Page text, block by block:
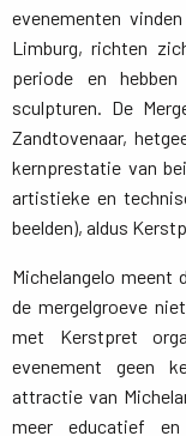
evenementen
Limburg, richten
periode en
sculpturen. De
Zandtovenaar,
kernprestatie van
artistieke en
beelden), aldus
Michelangelo meent
de mergelgroeve
met Kerstpret
evenement geen
attractie van
meer educatief